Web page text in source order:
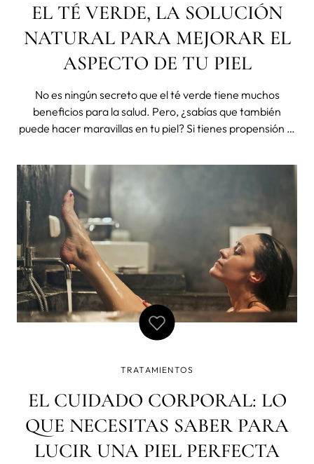
EL TÉ VERDE, LA SOLUCIÓN
NATURAL PARA MEJORAR EL
ASPECTO DE TU PIEL
No es ningún secreto que el té verde tiene muchos
beneficios para la salud. Pero, ¿sabías que también
puede hacer maravillas en tu piel? Si tienes propensión al
problemas cutáneos, descubre todos los beneficios de té
TRATAMIENTOS
EL CUIDADO CORPORAL: LO
QUE NECESITAS SABER PARA
LUCIR UNA PIEL PERFECTA